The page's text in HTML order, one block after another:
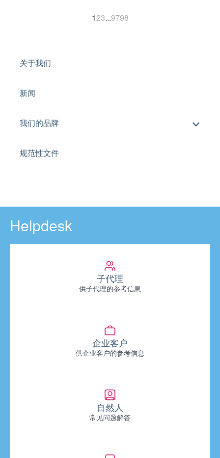
123...9798
关于我们
新闻
我们的品牌
规范性文件
Helpdesk
子代理
供子代理的参考信息
企业客户
供企业客户的参考信息
自然人
常见问题解答